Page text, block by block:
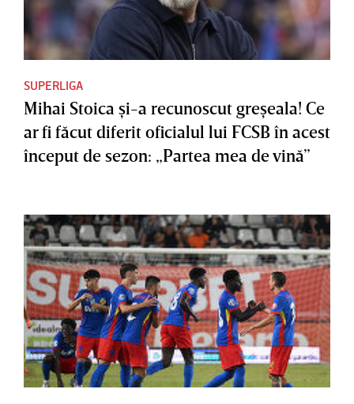
SUPERLIGA
Mihai Stoica şi-a recunoscut greşeala! Ce
ar fi făcut diferit oficialul lui FCSB în acest
început de sezon: „Partea mea de vină”